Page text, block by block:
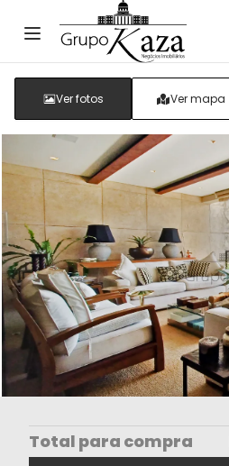
Ver fotos Ver mapa
Total para compra